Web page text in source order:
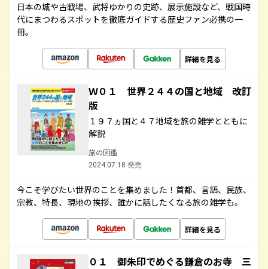
日本の城や古戦場、武将ゆかりの史跡、展示施設など、戦国時
代にまつわるスポットを徹底ガイドする歴史ファン必携の一
冊。
詳細を見る
Ｗ０１ 世界２４４の国と地域 改訂
版
１９７ヵ国と４７地域を旅の雑学とともに
解説
旅の図鑑
2024.07.18 発売
今こそ学びたい世界のことを集めました！首都、言語、民族、
宗教、特長、現地の挨拶、誰かに話したくなる旅の雑学も。
詳細を見る
０１ 御朱印でめぐる鎌倉のお寺 三